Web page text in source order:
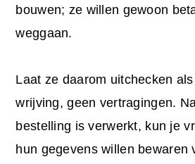
bouwen; ze willen gewoon
weggaan.
Laat ze daarom uitchecken
wrijving, geen vertragingen.
bestelling is verwerkt, kun je
hun gegevens willen bewaren